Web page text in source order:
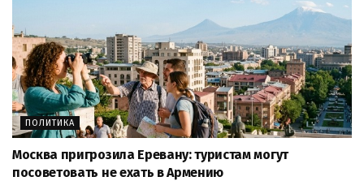
ПОЛИТИКА
Москва пригрозила Еревану: туристам могут
посоветовать не ехать в Армению